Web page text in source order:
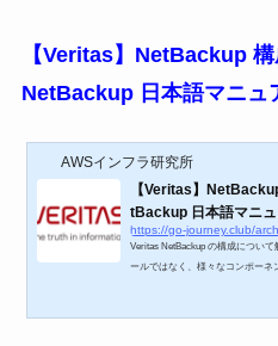
【Veritas】NetBackup
NetBackup 日本語マニュ
AWSインフラ研究所
【Veritas】
tBackup 日本語マニ
https://go-journey.club/
Veritas NetBackup の構成につい
ールではなく、様々なコンポーネ